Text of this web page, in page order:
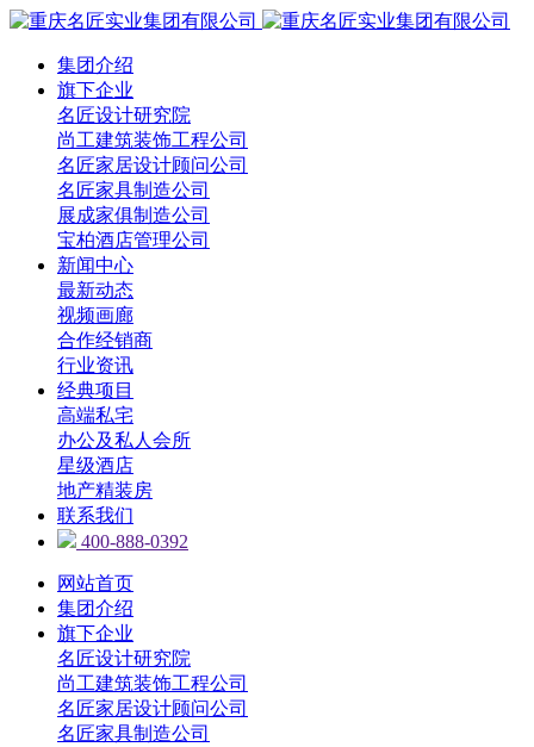
集团介绍
旗下企业
名匠设计研究院
尚工建筑装饰工程公司
名匠家居设计顾问公司
名匠家具制造公司
展成家俱制造公司
宝柏酒店管理公司
新闻中心
最新动态
视频画廊
合作经销商
行业资讯
经典项目
高端私宅
办公及私人会所
星级酒店
地产精装房
联系我们
400-888-0392
网站首页
集团介绍
旗下企业
名匠设计研究院
尚工建筑装饰工程公司
名匠家居设计顾问公司
名匠家具制造公司